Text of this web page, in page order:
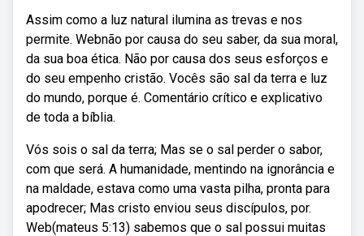
Assim como a luz natural ilumina as trevas e nos
permite. Webnão por causa do seu saber, da sua mo­ral,
da sua boa ética. Não por causa dos seus esforços e
do seu empenho cristão. Vocês são sal da terra e luz
do mundo, porque é. Comentário crítico e explicativo
de toda a bíblia.
Vós sois o sal da terra; Mas se o sal perder o sabor,
com que será. A humanidade, mentindo na ignorância e
na maldade, estava como uma vasta pilha, pronta para
apodrecer; Mas cristo enviou seus discípulos, por.
Web(mateus 5:13) sabemos que o sal possui muitas